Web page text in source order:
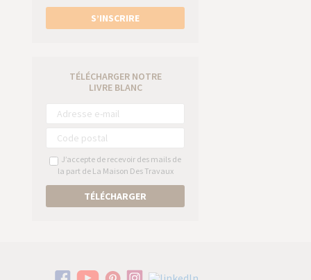
S’INSCRIRE
TÉLÉCHARGER NOTRE
LIVRE BLANC
J’accepte de recevoir des mails de
la part de La Maison Des Travaux
TÉLÉCHARGER